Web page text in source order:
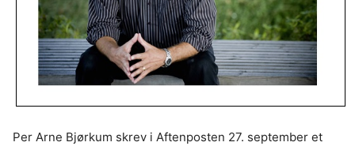
Per Arne Bjørkum skrev i Aftenposten 27. september et